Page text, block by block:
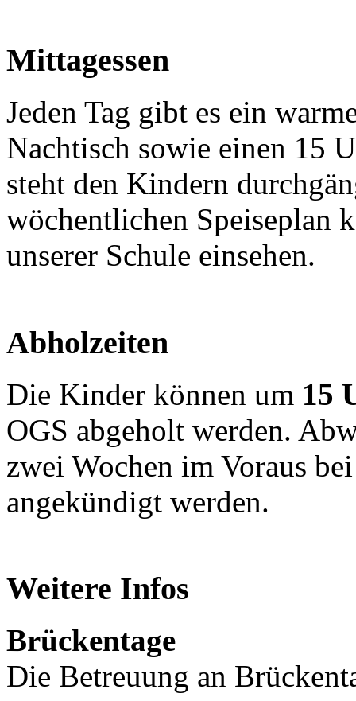
Mittagessen
Jeden Tag gibt es ein
Nachtisch sowie einen 15
steht den Kindern
wöchentlichen Speiseplan
unserer Schule einsehen.
Abholzeiten
Die Kinder können um 15
OGS abgeholt werden.
zwei Wochen im Voraus
angekündigt werden.
Weitere Infos
Brückentage
Die Betreuung an